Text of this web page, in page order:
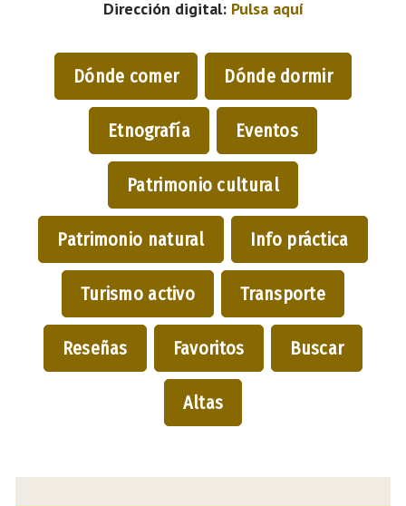
Dirección digital: Pulsa aquí
Dónde comer Dónde dormir
Etnografía Eventos
Patrimonio cultural
Patrimonio natural Info práctica
Turismo activo Transporte
Reseñas Favoritos Buscar
Altas